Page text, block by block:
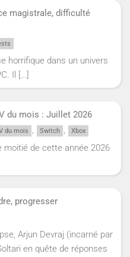
magistrale, difficulté
horrifique dans un univers
Il […]
du mois : Juillet 2026
du mois , Switch , Xbox
moitié de cette année 2026
progresser
Arjun Devraj (incarné par
en quête de réponses